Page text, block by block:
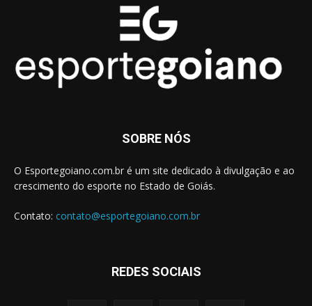
SOBRE NÓS
O Esportegoiano.com.br é um site dedicado à divulgação e ao
crescimento do esporte no Estado de Goiás.
Contato: contato@esportegoiano.com.br
REDES SOCIAIS